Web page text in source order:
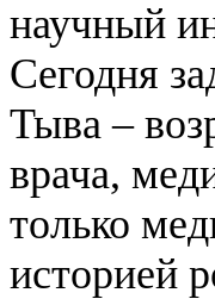
научный
Сегодня
Тыва –
врача,
только
историей